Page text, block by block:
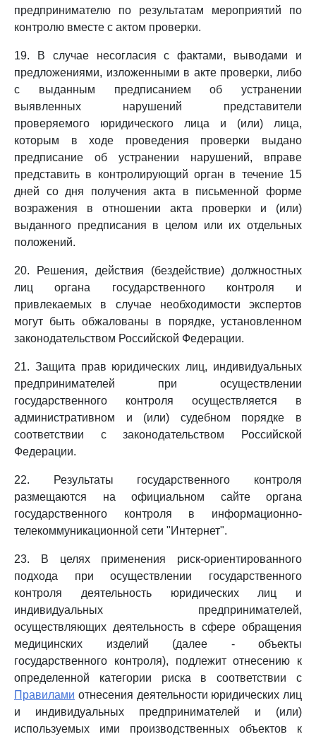
предпринимателю по результатам мероприятий по
контролю вместе с актом проверки.
19. В случае несогласия с фактами, выводами и
предложениями, изложенными в акте проверки, либо
с выданным предписанием об устранении
выявленных нарушений представители
проверяемого юридического лица и (или) лица,
которым в ходе проведения проверки выдано
предписание об устранении нарушений, вправе
представить в контролирующий орган в течение 15
дней со дня получения акта в письменной форме
возражения в отношении акта проверки и (или)
выданного предписания в целом или их отдельных
положений.
20. Решения, действия (бездействие) должностных
лиц органа государственного контроля и
привлекаемых в случае необходимости экспертов
могут быть обжалованы в порядке, установленном
законодательством Российской Федерации.
21. Защита прав юридических лиц, индивидуальных
предпринимателей при осуществлении
государственного контроля осуществляется в
административном и (или) судебном порядке в
соответствии с законодательством Российской
Федерации.
22. Результаты государственного контроля
размещаются на официальном сайте органа
государственного контроля в информационно-
телекоммуникационной сети "Интернет".
23. В целях применения риск-ориентированного
подхода при осуществлении государственного
контроля деятельность юридических лиц и
индивидуальных предпринимателей,
осуществляющих деятельность в сфере обращения
медицинских изделий (далее - объекты
государственного контроля), подлежит отнесению к
определенной категории риска в соответствии с
Правилами отнесения деятельности юридических лиц
и индивидуальных предпринимателей и (или)
используемых ими производственных объектов к